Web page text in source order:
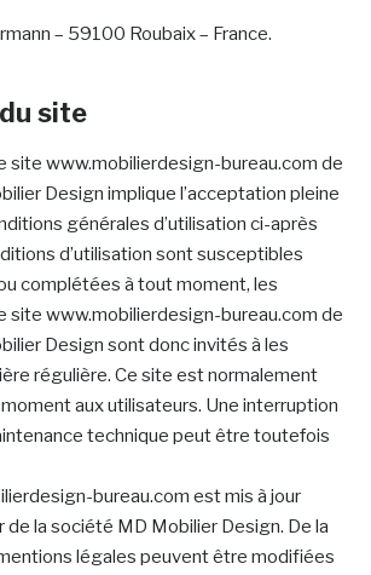
– 59100 Roubaix – France.
site
site www.mobilierdesign-bureau.com de
Design implique l’acceptation pleine
générales d’utilisation ci-après
d’utilisation sont susceptibles
complétées à tout moment, les
site www.mobilierdesign-bureau.com de
Design sont donc invités à les
régulière. Ce site est normalement
aux utilisateurs. Une interruption
technique peut être toutefois
bureau.com est mis à jour
la société MD Mobilier Design. De la
légales peuvent être modifiées